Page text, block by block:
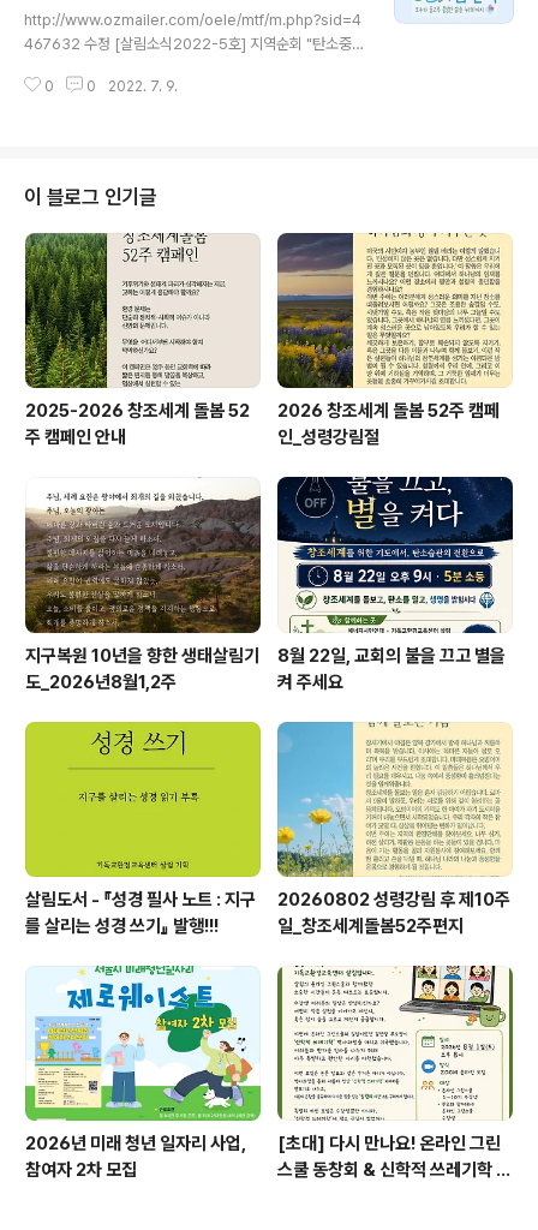
http://www.ozmailer.com/oele/mtf/m.php?sid=4
467632 수정 [살림소식2022-5호] 지역순회 "탄소중립
크숍"이 지역순회 중입니다 경기, 광주, 강원동, 서울에 이
0 0 2022. 7. 9.
이 블로그 인기글
2025-2026 창조세계 돌봄 52
주 캠페인 안내
2026 창조세계 돌봄 52주 캠페
인_성령강림절
지구복원 10년을 향한 생태살림기
도_2026년8월1,2주
8월 22일, 교회의 불을 끄고 별을
켜 주세요
살림도서 - 『성경 필사 노트 : 지구
를 살리는 성경 쓰기』 발행!!!
20260802 성령강림 후 제10주
일_창조세계돌봄52주편지
2026년 미래 청년 일자리 사업,
참여자 2차 모집
[초대] 다시 만나요! 온라인 그린
스쿨 동창회 & 신학적 쓰레기학 이